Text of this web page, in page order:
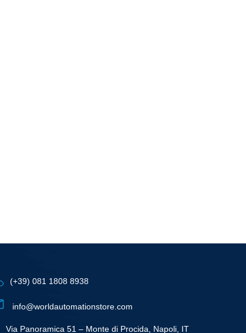
(+39) 081 1808 8938
info@worldautomationstore.com
Via Panoramica 51 – Monte di Procida, Napoli, IT